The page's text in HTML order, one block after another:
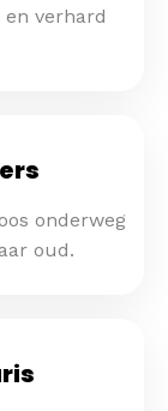
en verhard
onderweg
oud.